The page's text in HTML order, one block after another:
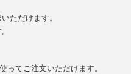
ただけます。
ってご注文いただけます。